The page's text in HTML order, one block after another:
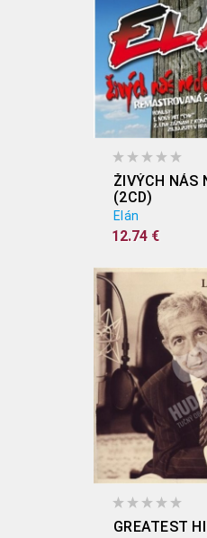
ŽIVÝCH NÁS
(2CD)
Elán
12.74 €
GREATEST